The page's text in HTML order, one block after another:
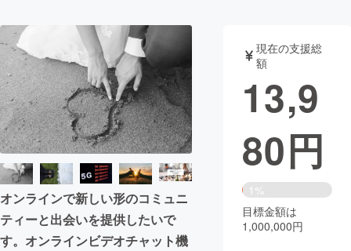
アート・写真 音楽
テクノロジー・ガジェット ゲーム・
映像・映画 書籍・雑誌
ビジネス・起業 チャレンジ
まちづくり・地域活性化
オンラインで新しい形のコミュニ
ティーと出会いを提供したいで
す。オンラインビデオチャット機
現在の支援総
額
13,9
80円
1%
目標金額は
1,000,000円